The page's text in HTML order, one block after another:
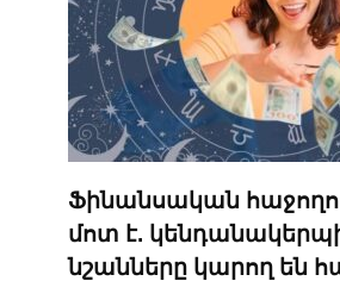
Ֆինանսական
մոտ է.
նշանները կարող են